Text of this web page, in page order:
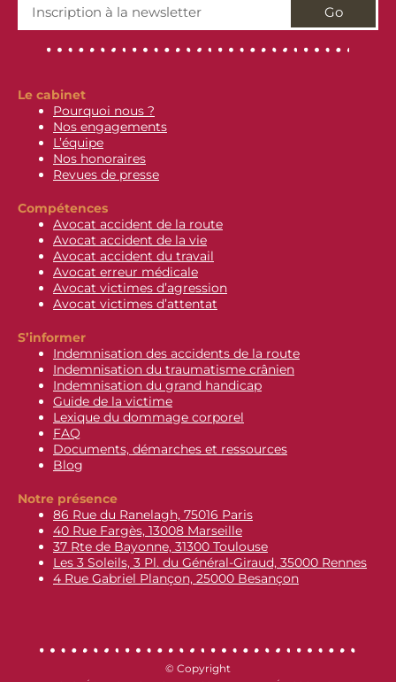
Go
Le cabinet
Pourquoi nous ?
Nos engagements
L’équipe
Nos honoraires
Revues de presse
Compétences
Avocat accident de la route
Avocat accident de la vie
Avocat accident du travail
Avocat erreur médicale
Avocat victimes d’agression
Avocat victimes d’attentat
S’informer
Indemnisation des accidents de la route
Indemnisation du traumatisme crânien
Indemnisation du grand handicap
Guide de la victime
Lexique du dommage corporel
FAQ
Documents, démarches et ressources
Blog
Notre présence
86 Rue du Ranelagh, 75016 Paris
40 Rue Fargès, 13008 Marseille
37 Rte de Bayonne, 31300 Toulouse
Les 3 Soleils, 3 Pl. du Général-Giraud, 35000 Rennes
4 Rue Gabriel Plançon, 25000 Besançon
© Copyright